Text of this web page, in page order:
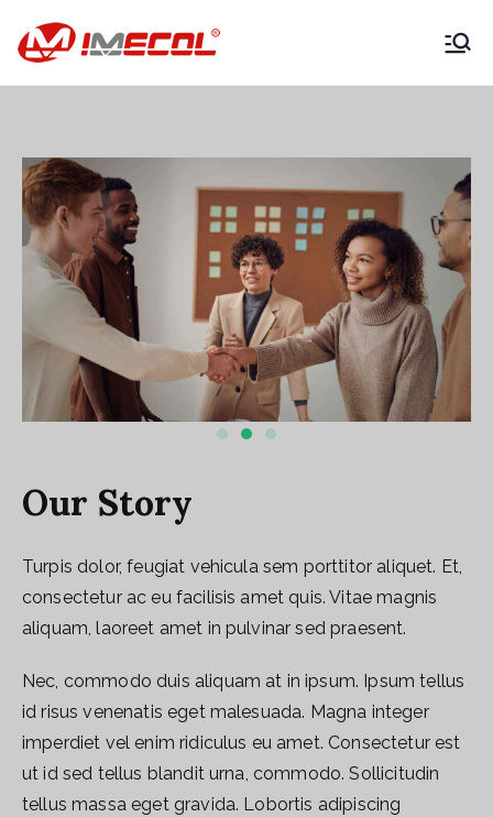
maquinaria
agrícola y
vehículos
productivos
Our Story
Turpis dolor, feugiat vehicula sem porttitor aliquet. Et,
consectetur ac eu facilisis amet quis. Vitae magnis
aliquam, laoreet amet in pulvinar sed praesent.
Nec, commodo duis aliquam at in ipsum. Ipsum tellus
id risus venenatis eget malesuada. Magna integer
imperdiet vel enim ridiculus eu amet. Consectetur est
ut id sed tellus blandit urna, commodo. Sollicitudin
tellus massa eget gravida. Lobortis adipiscing